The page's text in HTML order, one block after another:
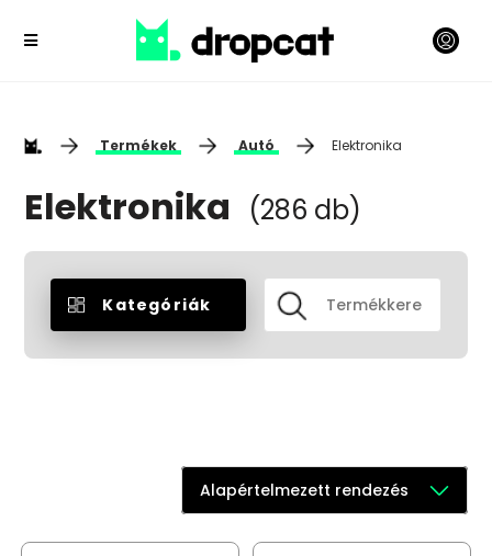
Termékek Autó Elektronika
Elektronika (286 db)
Kategóriák
Alapértelmezett rendezés